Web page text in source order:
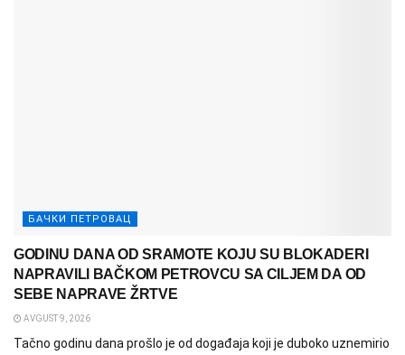
БАЧКИ ПЕТРОВАЦ
GODINU DANA OD SRAMOTE KOJU SU BLOKADERI
NAPRAVILI BAČKOM PETROVCU SA CILJEM DA OD
SEBE NAPRAVE ŽRTVE
AVGUST 9, 2026
Tačno godinu dana prošlo je od događaja koji je duboko uznemirio